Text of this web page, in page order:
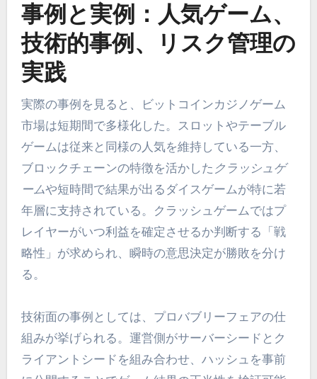
事例と実例：人気ゲーム、
技術的事例、リスク管理の
実践
実際の事例を見ると、ビットコインカジノゲーム
市場は短期間で多様化した。スロットやテーブル
ゲームは従来と同様の人気を維持している一方、
ブロックチェーンの特徴を活かした クラッシュゲ
ームや短時間で結果が出るダイスゲームが特に若
年層に支持されている。クラッシュゲームではプ
レイヤーがいつ利益を確定させるか判断する「戦
略性」が求められ、瞬時の意思決定が勝敗を分け
る。
技術面の事例としては、プロバブリーフェアの仕
組みが挙げられる。運営側がサーバーシードとク
ライアントシードを組み合わせ、ハッシュを事前